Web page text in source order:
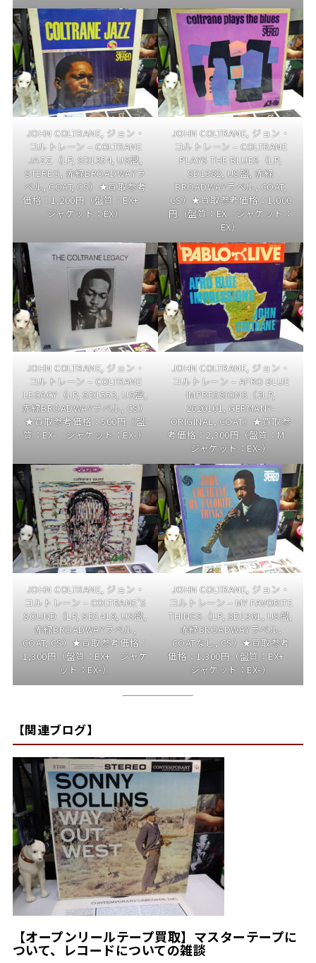
JOHN COLTRANE, ジョン・
コルトレーン – COLTRANE
JAZZ（LP, SD1354, US盤,
STEREO, 赤緑BROADWAYラ
ベル, COAT, CS）★買取参考
価格：1,200円（盤質：EX+
ジャケット：EX）
JOHN COLTRANE, ジョン・
コルトレーン – COLTRANE
PLAYS THE BLUES（LP,
SD1382, US盤, 赤緑
BROADWAYラベル, COAT,
CS）★買取参考価格：1,000
円（盤質：EX ジャケット：
EX）
JOHN COLTRANE, ジョン・
コルトレーン – COLTRANE
LEGACY（LP, SD1553, US盤,
赤緑BROADWAYラベル, CS）
★買取参考価格：500円（盤
質：EX- ジャケット：EX-）
JOHN COLTRANE, ジョン・
コルトレーン – AFRO BLUE
IMPRESSIONS（2LP,
2620101, GERMANY-
ORIGINAL, COAT）★買取参
考価格：2,300円（盤質：M
ジャケット：EX-）
JOHN COLTRANE, ジョン・
コルトレーン – COLTRANE’S
SOUND（LP, SD1419, US盤,
赤緑BROADWAYラベル,
COAT, CS）★買取参考価格：
1,300円（盤質：EX+ ジャケ
ット：EX-）
JOHN COLTRANE, ジョン・
コルトレーン – MY FAVORITE
THINGS（LP, SD1361, US盤,
赤緑BROADWAYラベル,
COATなし, CS）★買取参考
価格：1,300円（盤質：EX+
ジャケット：EX-）
【関連ブログ】
【オープンリールテープ買取】マスターテープに
ついて、レコードについての雑談